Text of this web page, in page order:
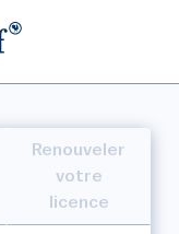
Renouveler
votre
licence